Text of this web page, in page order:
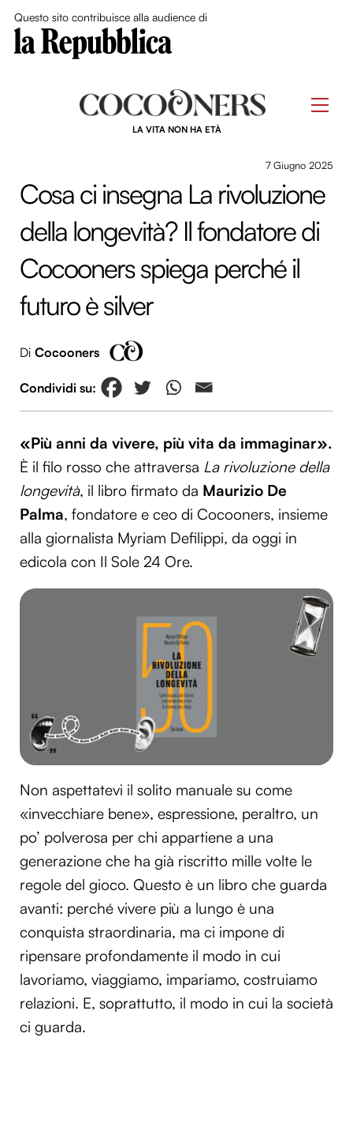
Questo sito contribuisce alla audience di
LA VITA NON HA ETÀ
7 Giugno 2025
Cosa ci insegna La rivoluzione
della longevità? Il fondatore di
Cocooners spiega perché il
futuro è silver
Di Cocooners
«Più anni da vivere, più vita da immaginar».
È il filo rosso che attraversa La rivoluzione della
longevità, il libro firmato da Maurizio De
Palma, fondatore e ceo di Cocooners, insieme
alla giornalista Myriam Defilippi, da oggi in
edicola con Il Sole 24 Ore.
Non aspettatevi il solito manuale su come
«invecchiare bene», espressione, peraltro, un
po’ polverosa per chi appartiene a una
generazione che ha già riscritto mille volte le
regole del gioco. Questo è un libro che guarda
avanti: perché vivere più a lungo è una
conquista straordinaria, ma ci impone di
ripensare profondamente il modo in cui
lavoriamo, viaggiamo, impariamo, costruiamo
relazioni. E, soprattutto, il modo in cui la società
ci guarda.